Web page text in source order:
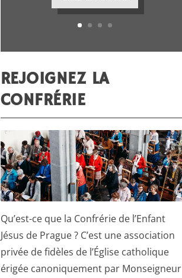
REJOIGNEZ LA
CONFRÉRIE
Qu’est-ce que la Confrérie de l’Enfant
Jésus de Prague ? C’est une association
privée de fidèles de l’Église catholique
érigée canoniquement par Monseigneur